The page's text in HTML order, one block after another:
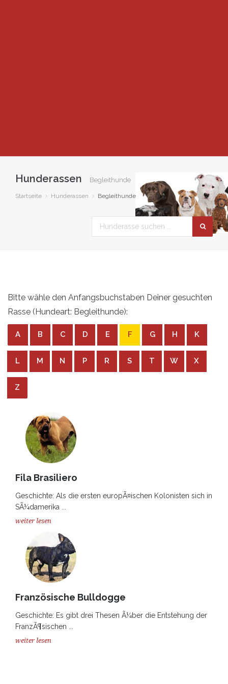
Hunderassen Begleithunde
Startseite Hunderassen Begleithunde
Bitte wähle den Anfangsbuchstaben Deiner gesuchten
Rasse (Hundeart: Begleithunde):
A B C D E F G H K
L M N P R S T W X
Z
Fila Brasiliero
Geschichte: Als die ersten europÃ¤ischen Kolonisten sich in
SÃ¼damerika ...
weiter lesen
Französische Bulldogge
Geschichte: Es gibt drei Thesen Ã¼ber die Entstehung der
FranzÃ¶sischen ...
weiter lesen